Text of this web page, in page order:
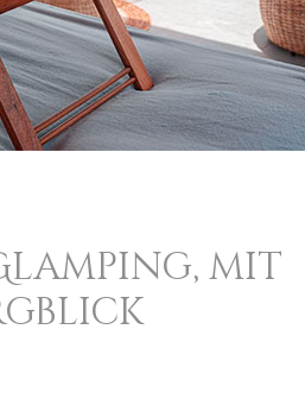
mit